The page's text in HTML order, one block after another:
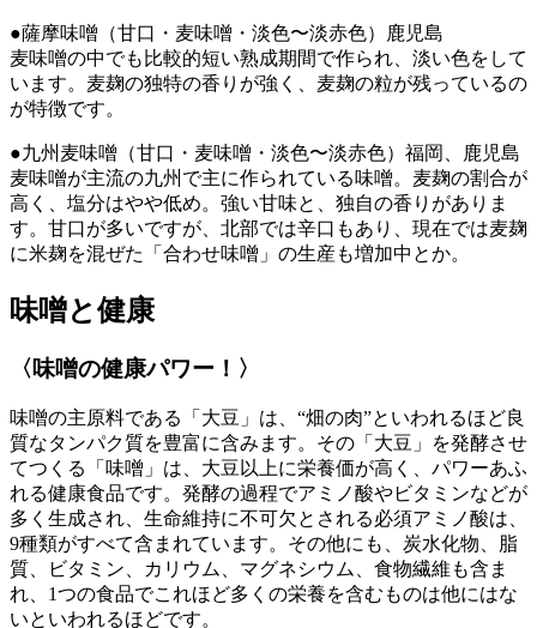
●薩摩味噌（甘口・麦味噌・淡色〜淡赤色）鹿児島
麦味噌の中でも比較的短い熟成期間で作られ、淡い色をして
います。麦麹の独特の香りが強く、麦麹の粒が残っているの
が特徴です。
●九州麦味噌（甘口・麦味噌・淡色〜淡赤色）福岡、鹿児島
麦味噌が主流の九州で主に作られている味噌。麦麹の割合が
高く、塩分はやや低め。強い甘味と、独自の香りがありま
す。甘口が多いですが、北部では辛口もあり、現在では麦麹
に米麹を混ぜた「合わせ味噌」の生産も増加中とか。
味噌と健康
〈味噌の健康パワー！〉
味噌の主原料である「大豆」は、“畑の肉”といわれるほど良
質なタンパク質を豊富に含みます。その「大豆」を発酵させ
てつくる「味噌」は、大豆以上に栄養価が高く、パワーあふ
れる健康食品です。発酵の過程でアミノ酸やビタミンなどが
多く生成され、生命維持に不可欠とされる必須アミノ酸は、
9種類がすべて含まれています。その他にも、炭水化物、脂
質、ビタミン、カリウム、マグネシウム、食物繊維も含ま
れ、1つの食品でこれほど多くの栄養を含むものは他にはな
いといわれるほどです。